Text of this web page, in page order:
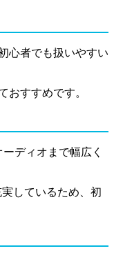
心者でも扱いやすい
おすすめです。
ディオまで幅広く
しているため、初